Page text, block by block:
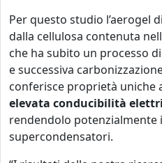
Per questo studio l’aerogel
dalla cellulosa contenuta
che ha subito un processo
e successiva
conferisce proprietà uniche
elevata conducibilità
rendendolo potenzialmente
supercondensatori.